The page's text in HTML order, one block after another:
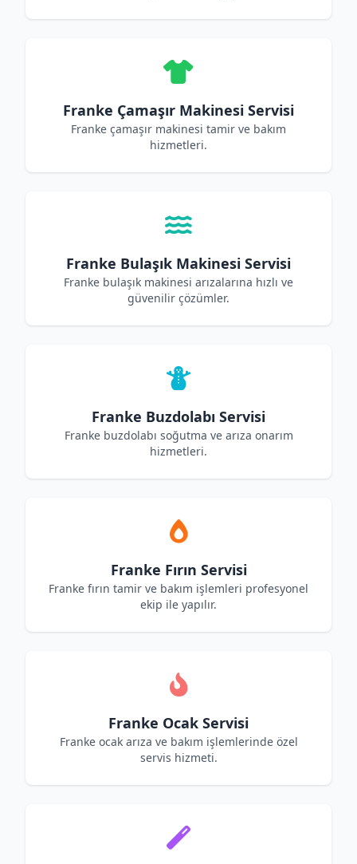
Franke Çamaşır Makinesi Servisi
Franke çamaşır makinesi tamir ve bakım
hizmetleri.
Franke Bulaşık Makinesi Servisi
Franke bulaşık makinesi arızalarına hızlı ve
güvenilir çözümler.
Franke Buzdolabı Servisi
Franke buzdolabı soğutma ve arıza onarım
hizmetleri.
Franke Fırın Servisi
Franke fırın tamir ve bakım işlemleri profesyonel
ekip ile yapılır.
Franke Ocak Servisi
Franke ocak arıza ve bakım işlemlerinde özel
servis hizmeti.